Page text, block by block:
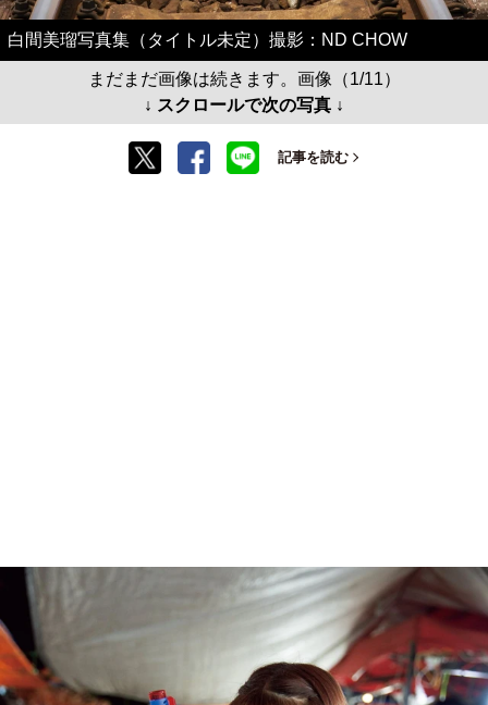
白間美瑠写真集（タイトル未定）撮影：ND CHOW
まだまだ画像は続きます。画像（1/11）
↓ スクロールで次の写真 ↓
記事を読む